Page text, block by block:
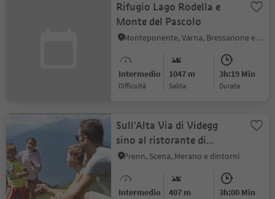
Rifugio Lago Rodella e
Monte del Pascolo
Monteponente, Varna, Bressanone e dintorni
Intermedio
Difficoltà
1047 m
Salita
3h:19 Min
durata
Sull’Alta Via di Videgg
sino al ristorante di
montagna Videgg
Prenn, Scena, Merano e dintorni
Intermedio 407 m 3h:00 Min